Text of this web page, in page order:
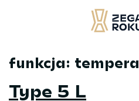
Skip
content
funkcja:
Type 5 L